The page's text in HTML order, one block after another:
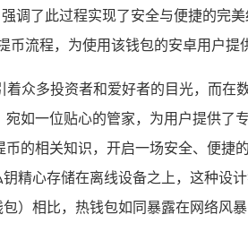
调了此过程实现了安全与便捷的完
流程，为使用该钱包的安卓用户
众多投资者和爱好者的目光，而
如一位贴心的管家，为用户提供了
的相关知识，开启一场安全、便捷
精心存储在离线设备之上，这种设
）相比，热钱包如同暴露在网络风